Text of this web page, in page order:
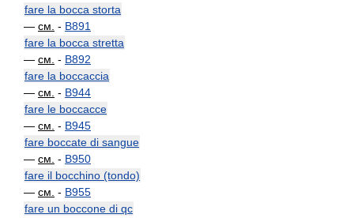
fare la bocca storta
— см. - B891
fare la bocca stretta
— см. - B892
fare la boccaccia
— см. - B944
fare le boccacce
— см. - B945
fare boccate di sangue
— см. - B950
fare il bocchino (tondo)
— см. - B955
fare un boccone di qc